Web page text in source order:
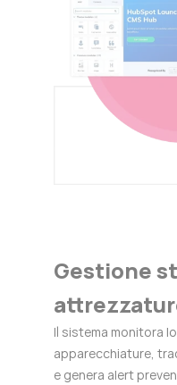
Gestione
Il sistema monitora
apparecchiature,
e genera alert